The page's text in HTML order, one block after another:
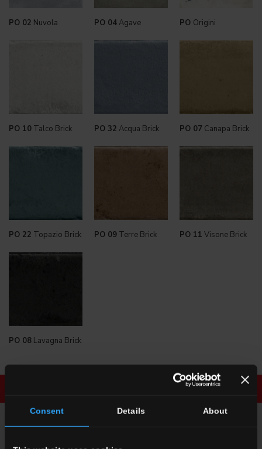
Consent Details About
PO 02 Nuvola PO 04Agave PO Origini
PO 10 Talco Brick PO 32 Acqua Brick PO 07Canapa Brick
PO 22 Topazio Brick PO 09Terre Brick PO 11 Visone Brick
PO 08 Lavagna Brick